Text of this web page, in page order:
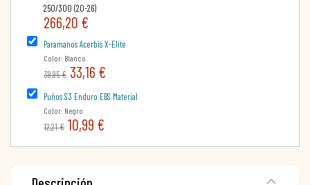
250/300 (20-26)
266,20 €
Paramanos Acerbis X-Elite
Color: Blanco
39,95 € 33,16 €
Puños S3 Enduro EBS Material
Color: Negro
12,21 € 10,99 €